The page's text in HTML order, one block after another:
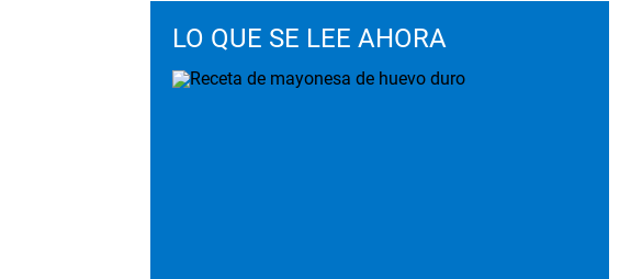
LO QUE SE LEE AHORA